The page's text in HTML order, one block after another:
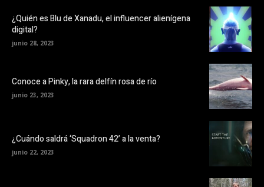
¿Quién es Blu de Xanadu, el influencer alienígena
digital?
junio 28, 2023
Conoce a Pinky, la rara delfín rosa de río
junio 23, 2023
¿Cuándo saldrá ‘Squadron 42’ a la venta?
junio 22, 2023